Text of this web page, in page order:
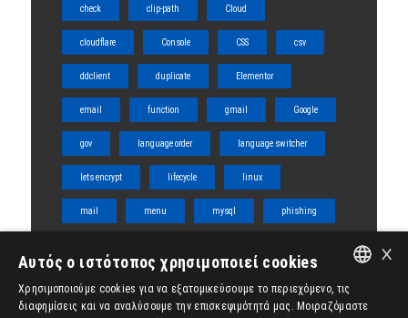
check clip-path Cloud
cloudflare Console CSS csv
ddclient duplicate Elementor
email function gmail Google
gov language order language switcher
lets encrypt lifecycle linux
mail menu mysql phishing
ubuntu vps Woocommerce
ENGLISH
×
Αυτός ο ιστότοπος χρησιμοποιεί cookies
Χρησιμοποιούμε cookies για να εξατομικεύσουμε το περιεχόμενο, τις
διαφημίσεις και να αναλύσουμε την επισκεψιμότητά μας. Μοιραζόμαστε